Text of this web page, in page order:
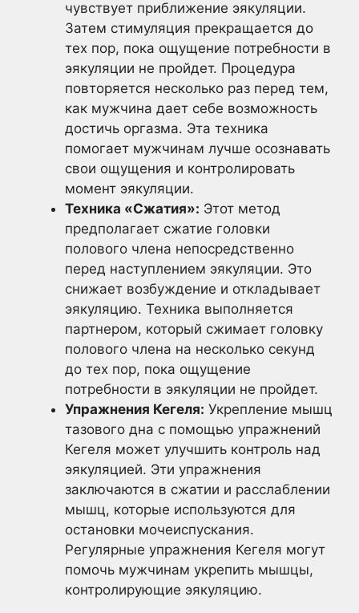
чувствует приближение эякуляции.
Затем стимуляция прекращается до
тех пор, пока ощущение потребности в
эякуляции не пройдет. Процедура
повторяется несколько раз перед тем,
как мужчина дает себе возможность
достичь оргазма. Эта техника
помогает мужчинам лучше осознавать
свои ощущения и контролировать
момент эякуляции.
Техника «Сжатия»: Этот метод
предполагает сжатие головки
полового члена непосредственно
перед наступлением эякуляции. Это
снижает возбуждение и откладывает
эякуляцию. Техника выполняется
партнером, который сжимает головку
полового члена на несколько секунд
до тех пор, пока ощущение
потребности в эякуляции не пройдет.
Упражнения Кегеля: Укрепление мышц
тазового дна с помощью упражнений
Кегеля может улучшить контроль над
эякуляцией. Эти упражнения
заключаются в сжатии и расслаблении
мышц, которые используются для
остановки мочеиспускания.
Регулярные упражнения Кегеля могут
помочь мужчинам укрепить мышцы,
контролирующие эякуляцию.